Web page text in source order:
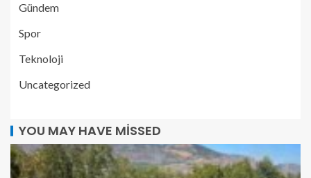
Gündem
Spor
Teknoloji
Uncategorized
YOU MAY HAVE MISSED